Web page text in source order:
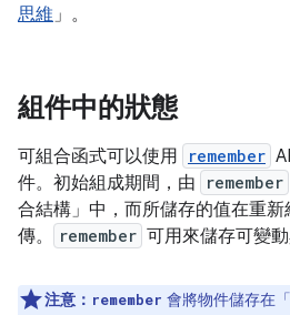
思維」。
組件中的狀態
可組合函式可以使用 remember
件。初始組成期間，由
remember
合結構」中，而所儲存的值在重新
傳。
remember 可用來儲存可變
注意： remember 會將物件儲存在